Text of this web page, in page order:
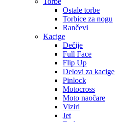
Ostale torbe
Torbice za nogu
Rančevi
Kacige
Dečije
Full Face
Flip Up
Delovi za kacige
Pinlock
Motocross
Moto naočare
Viziri
Jet